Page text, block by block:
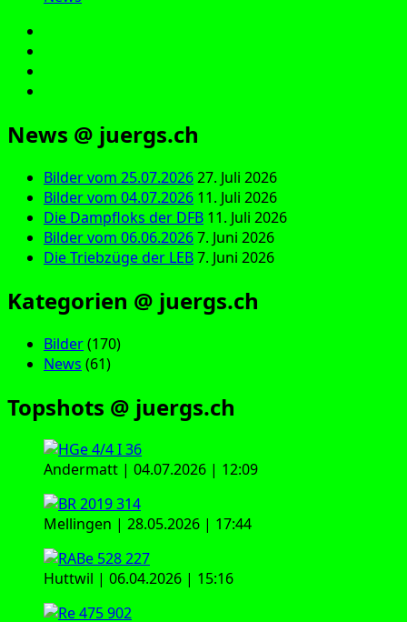
News @ juergs.ch
Bilder vom 25.07.202627. Juli 2026
Bilder vom 04.07.2026 11. Juli 2026
Die Dampfloks der DFB 11. Juli 2026
Bilder vom 06.06.20267. Juni 2026
Die Triebzüge der LEB7. Juni 2026
Kategorien @ juergs.ch
Bilder(170)
News (61)
Topshots @ juergs.ch
Andermatt | 04.07.2026 | 12:09
Mellingen | 28.05.2026 | 17:44
Huttwil | 06.04.2026 | 15:16